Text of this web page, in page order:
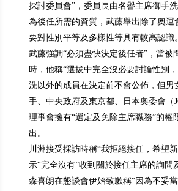
探討委員會”，委員長由名譽主席御手
為後任所需的資質，武藤舉出除了奧
要對性別平等及多樣性等具有較高認識
武藤強調“必須盡快決定後任者”，當被
時，他稱“選拔中完全沒必要討論性別
洗以外的成員在決定前不會公佈，但
手、中央政府及東京都、日本奧委會（
理事會擁有“選定及免除主席職務”的權
出。
川淵接受採訪時稱“我拒絕接任，希望
示“完全沒有”收到關於接任主席的詢問
森喜朗在懇談會伊始致歉稱“因為不妥